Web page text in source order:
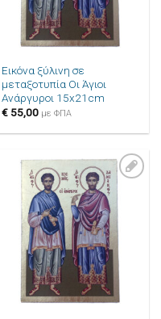
Εικόνα ξύλινη σε
μεταξοτυπία Οι Άγιοι
Ανάργυροι 15x21cm
€ 55,00 με ΦΠΑ
Πρόσθήκη
στην λίστα
επιθυμιών